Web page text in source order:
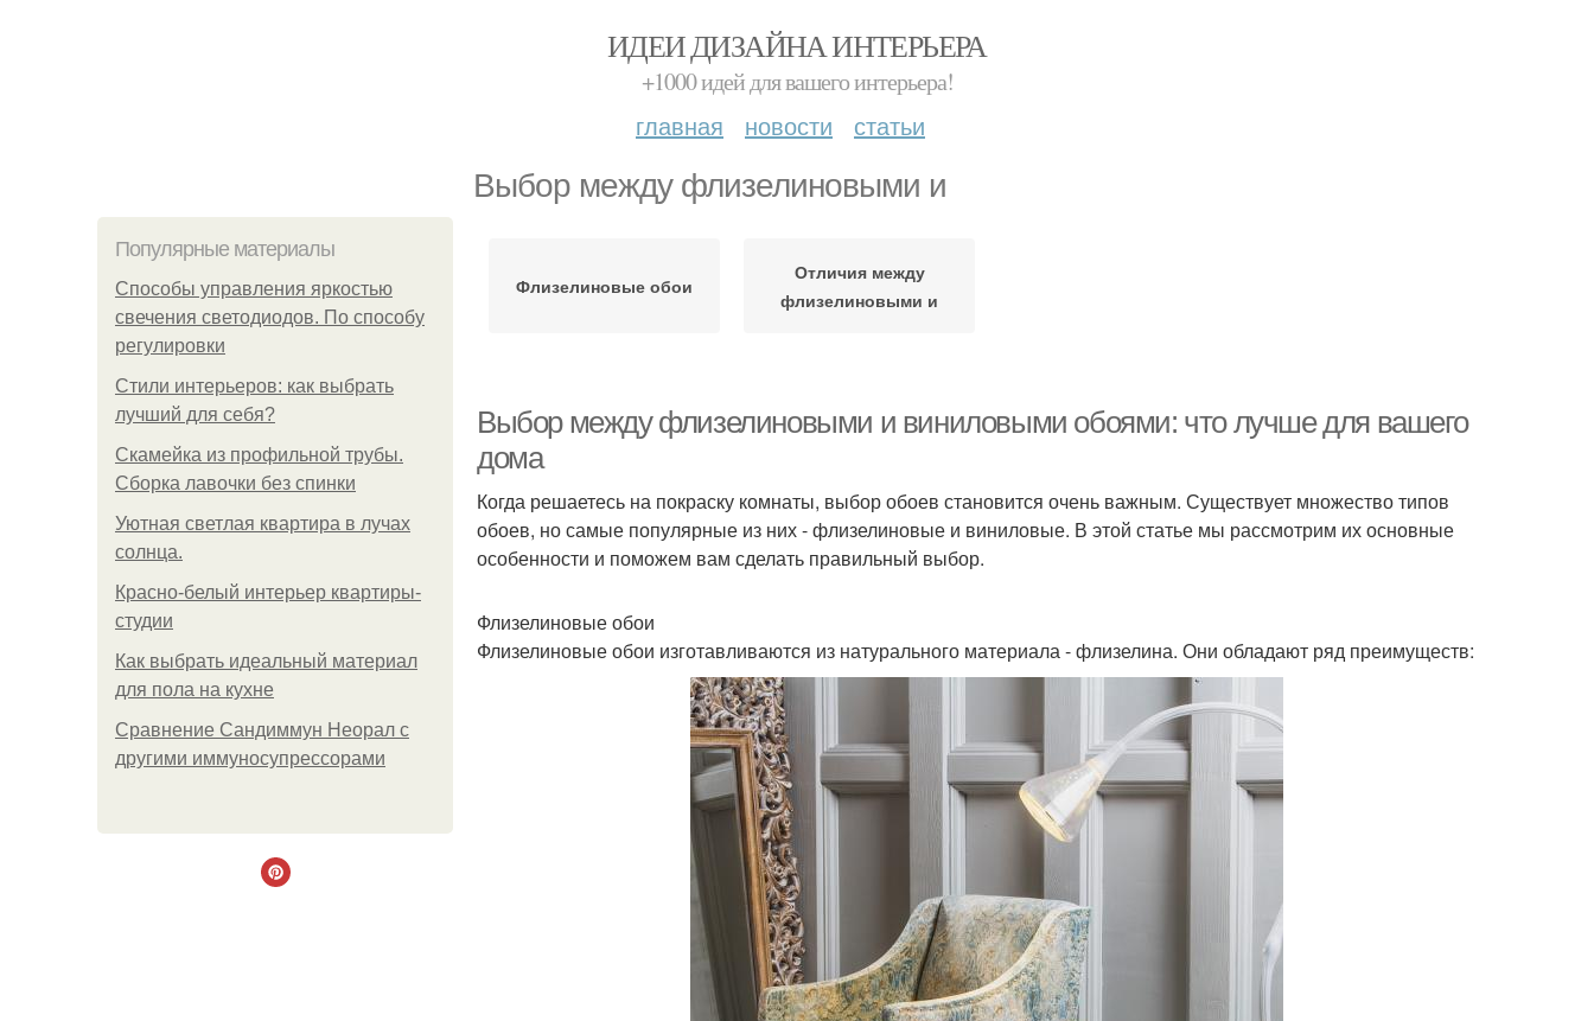
ИДЕИ ДИЗАЙНА ИНТЕРЬЕРА
+1000 идей для вашего интерьера!
главная новости статьи
Выбор между флизелиновыми и
Популярные материалы
Способы управления яркостью
свечения светодиодов. По способу
регулировки
Стили интерьеров: как выбрать
лучший для себя?
Скамейка из профильной трубы.
Сборка лавочки без спинки
Уютная светлая квартира в лучах
солнца.
Красно-белый интерьер квартиры-
студии
Как выбрать идеальный материал
для пола на кухне
Сравнение Сандиммун Неорал с
другими иммуносупрессорами
Флизелиновые обои
Отличия между
флизелиновыми и
Выбор между флизелиновыми и виниловыми обоями: что лучше для вашего
дома
Когда решаетесь на покраску комнаты, выбор обоев становится очень важным. Существует множество типов
обоев, но самые популярные из них - флизелиновые и виниловые. В этой статье мы рассмотрим их основные
особенности и поможем вам сделать правильный выбор.
Флизелиновые обои
Флизелиновые обои изготавливаются из натурального материала - флизелина. Они обладают ряд преимуществ: